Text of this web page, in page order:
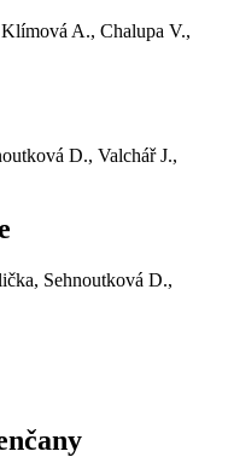
A., Chalupa V.,
D., Valchář J.,
Sehnoutková D.,